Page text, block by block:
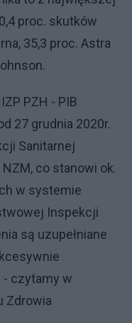
proc. skutków
35,3 proc. Astra
PZH - PIB
27 grudnia 2020r.
Sanitarnej
NZM, co stanowi ok.
w systemie
Inspekcji
są uzupełniane
- czytamy w
Zdrowia